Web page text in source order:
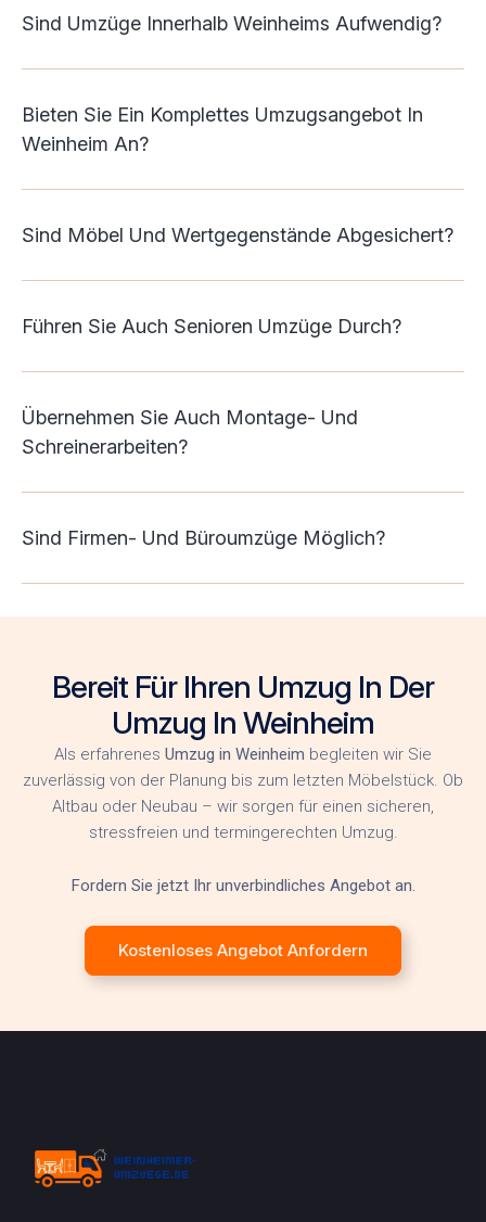
Sind Umzüge Innerhalb Weinheims Aufwendig?
Bieten Sie Ein Komplettes Umzugsangebot In
Weinheim An?
Sind Möbel Und Wertgegenstände Abgesichert?
Führen Sie Auch Senioren Umzüge Durch?
Übernehmen Sie Auch Montage- Und
Schreinerarbeiten?
Sind Firmen- Und Büroumzüge Möglich?
Bereit Für Ihren Umzug In Der
Umzug In Weinheim
Als erfahrenes Umzug in Weinheim begleiten wir Sie
zuverlässig von der Planung bis zum letzten Möbelstück. Ob
Altbau oder Neubau – wir sorgen für einen sicheren,
stressfreien und termingerechten Umzug.
Fordern Sie jetzt Ihr unverbindliches Angebot an.
Kostenloses Angebot Anfordern